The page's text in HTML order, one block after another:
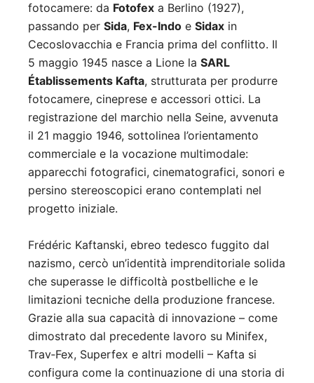
fotocamere: da Fotofex a Berlino (1927),
passando per Sida, Fex-Indo e Sidax in
Cecoslovacchia e Francia prima del conflitto. Il
5 maggio 1945 nasce a Lione la SARL
Établissements Kafta, strutturata per produrre
fotocamere, cineprese e accessori ottici. La
registrazione del marchio nella Seine, avvenuta
il 21 maggio 1946, sottolinea l’orientamento
commerciale e la vocazione multimodale:
apparecchi fotografici, cinematografici, sonori e
persino stereoscopici erano contemplati nel
progetto iniziale.
Frédéric Kaftanski, ebreo tedesco fuggito dal
nazismo, cercò un’identità imprenditoriale solida
che superasse le difficoltà postbelliche e le
limitazioni tecniche della produzione francese.
Grazie alla sua capacità di innovazione – come
dimostrato dal precedente lavoro su Minifex,
Trav‑Fex, Superfex e altri modelli – Kafta si
configura come la continuazione di una storia di